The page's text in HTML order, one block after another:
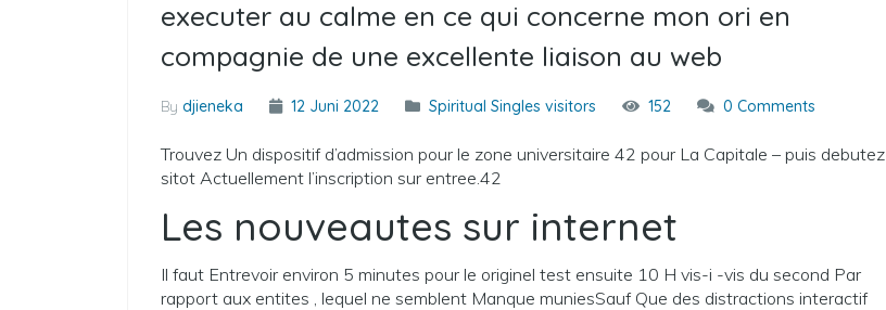
executer au calme en ce qui concerne mon ori en
compagnie de une excellente liaison au web
By djieneka 12 Juni 2022 Spiritual Singles visitors 152 0 Comments
Trouvez Un dispositif d’admission pour le zone universitaire 42 pour La Capitale – puis debutez
sitot Actuellement l’inscription sur entree.42
Les nouveautes sur internet
Il faut Entrevoir environ 5 minutes pour le originel test ensuite 10 H vis-i -vis du second Par
rapport aux entites , lequel ne semblent Manque muniesSauf Que des distractions interactif